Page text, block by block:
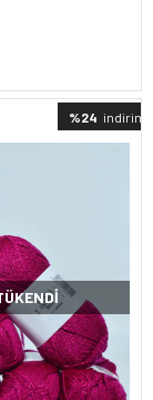
%24 indirimli